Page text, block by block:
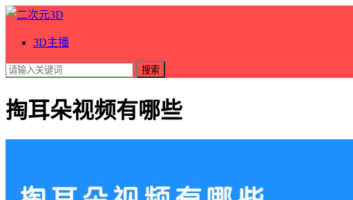
3D主播
搜索
掏耳朵视频有哪些